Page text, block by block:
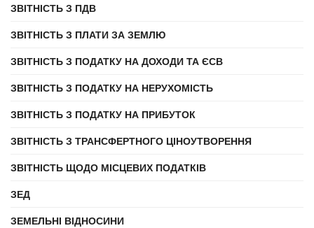
ЗВІТНІСТЬ З ПДВ
ЗВІТНІСТЬ З ПЛАТИ ЗА ЗЕМЛЮ
ЗВІТНІСТЬ З ПОДАТКУ НА ДОХОДИ ТА ЄСВ
ЗВІТНІСТЬ З ПОДАТКУ НА НЕРУХОМІСТЬ
ЗВІТНІСТЬ З ПОДАТКУ НА ПРИБУТОК
ЗВІТНІСТЬ З ТРАНСФЕРТНОГО ЦІНОУТВОРЕННЯ
ЗВІТНІСТЬ ЩОДО МІСЦЕВИХ ПОДАТКІВ
ЗЕД
ЗЕМЕЛЬНІ ВІДНОСИНИ